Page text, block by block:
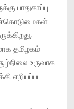
பாதுகாப்பு
தமிழகம்
உருவாக
எறியப்பட